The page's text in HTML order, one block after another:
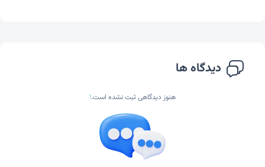
دیدگاه ها
هنوز دیدگاهی ثبت نشده است.!